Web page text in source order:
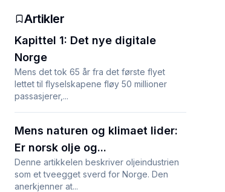
Artikler
Kapittel 1: Det nye digitale
Norge
Mens det tok 65 år fra det første flyet
lettet til flyselskapene fløy 50 millioner
passasjerer,...
Mens naturen og klimaet lider:
Er norsk olje og...
Denne artikkelen beskriver oljeindustrien
som et tveegget sverd for Norge. Den
anerkjenner at...